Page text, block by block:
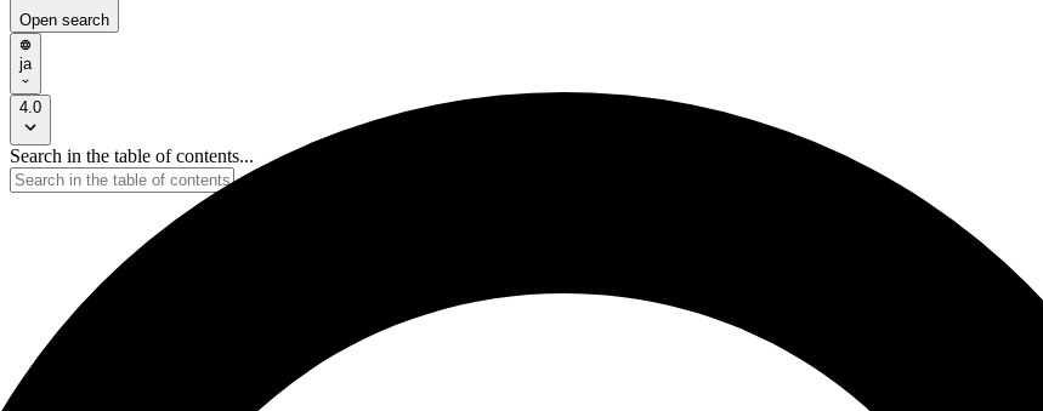
Open search
ja
4.0
Search in the table of contents...